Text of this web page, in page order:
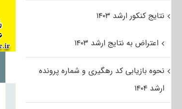
نتایج کنکور ارشد ۱۴۰۳
اعتراض به نتایج ارشد ۱۴۰۳
نحوه بازیابی کد رهگیری و شماره پرونده
ارشد ۱۴۰۴